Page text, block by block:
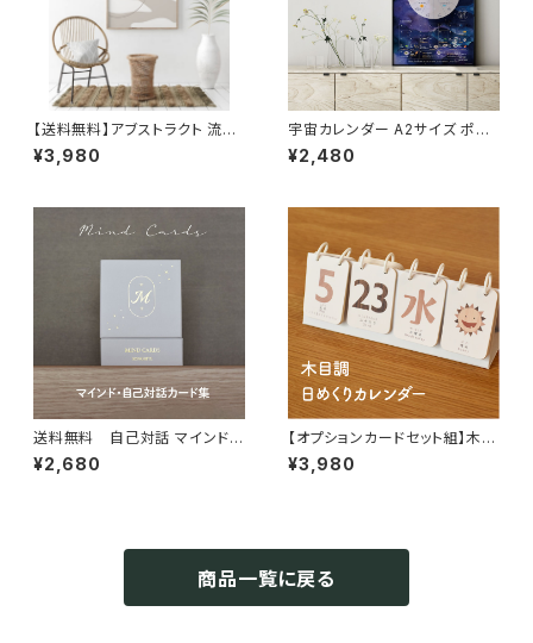
【送料無料】アブストラクト 流動
サイズ インテリア ポスター北欧
おしゃれ 絵画 絵 壁掛け モダン
¥3,980
宇宙カレンダー A2サイズ ポス
ター カール セーガン The C
osmic Calender 地球 お
¥2,480
送料無料 自己対話 マインドカ
ード 45枚カード 自己啓発 min
d card インテリア 北欧 おしゃ
¥2,680
【オプションカードセット組】木目
調の日めくりカレンダー♪ イン
テリア 北欧 おしゃれ
¥3,980
商品一覧に戻る